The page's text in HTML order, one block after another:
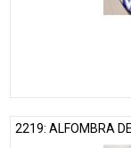
2219: ALFOMBRA